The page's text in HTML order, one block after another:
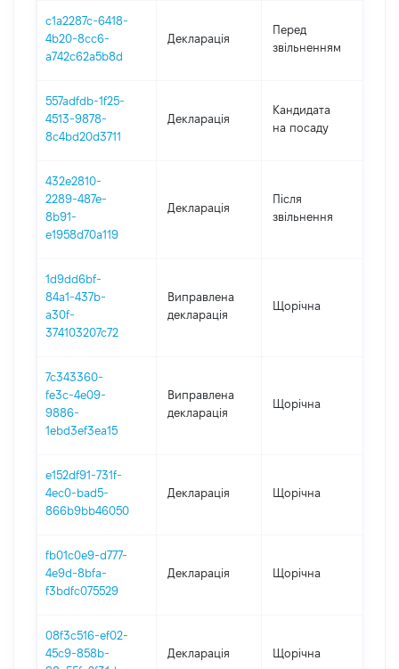
c1a2287c-6418-
4b20-8cc6-
a742c62a5b8d
Декларація
Перед
звільненням
557adfdb-1f25-
4513-9878-
8c4bd20d3711
Декларація
Кандидата
на посаду
432e2810-
2289-487e-
8b91-
e1958d70a119
Декларація
Після
звільнення
1d9dd6bf-
84a1-437b-
a30f-
374103207c72
Виправлена
декларація
Щорічна
7c343360-
fe3c-4e09-
9886-
1ebd3ef3ea15
Виправлена
декларація
Щорічна
e152df91-731f-
4ec0-bad5-
866b9bb46050
Декларація Щорічна
fb01c0e9-d777-
4e9d-8bfa-
f3bdfc075529
Декларація Щорічна
08f3c516-ef02-
45c9-858b-
Декларація Щорічна